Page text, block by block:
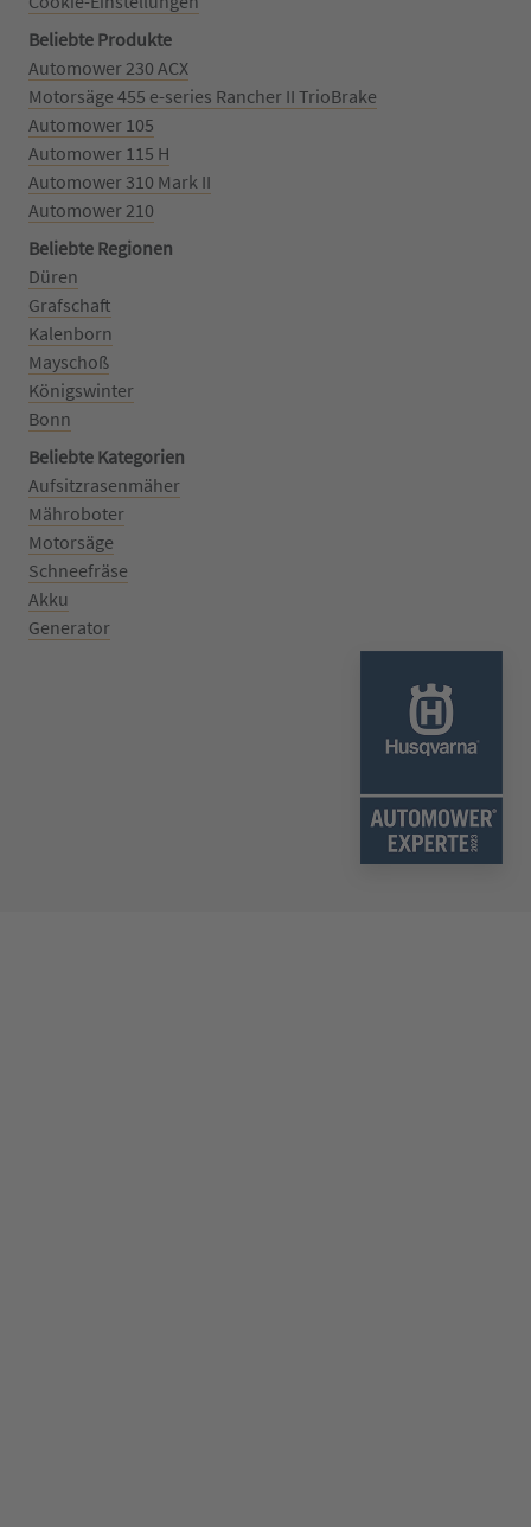
Beliebte Produkte
Automower 230 ACX
Motorsäge 455 e-series Rancher II TrioBrake
Automower 105
Automower 115 H
Automower 310 Mark II
Automower 210
Beliebte Regionen
Düren
Grafschaft
Kalenborn
Mayschoß
Königswinter
Bonn
Beliebte Kategorien
Aufsitzrasenmäher
Mähroboter
Motorsäge
Schneefräse
Akku
Generator